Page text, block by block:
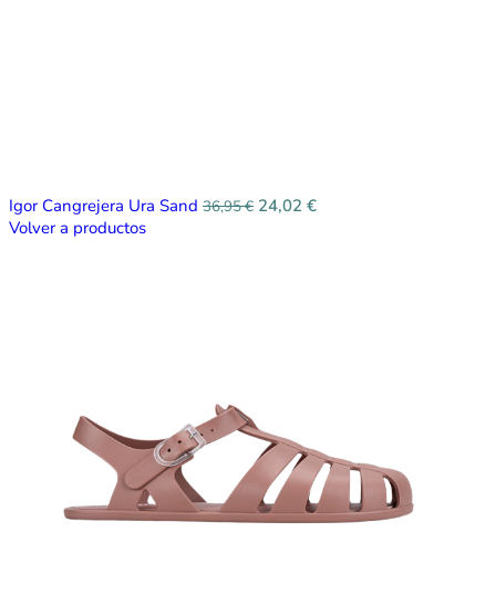
Igor Cangrejera Ura Sand 36,95€ 24,02 €
Volver a productos